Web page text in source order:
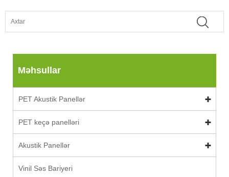
Məhsullar
PET Akustik Panellər
PET keçə panelləri
Akustik Panellər
Vinil Səs Bariyeri